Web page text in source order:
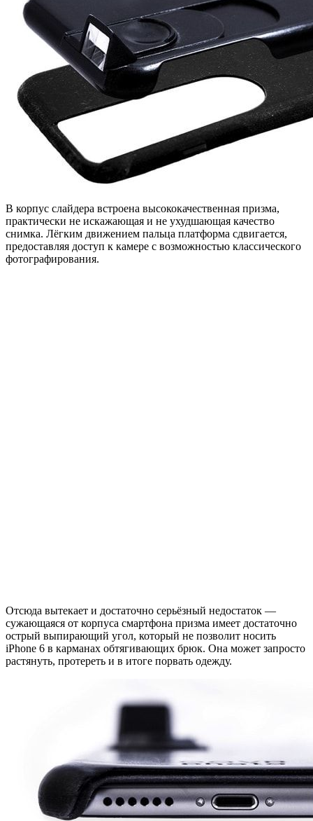
В корпус слайдера встроена высококачественная призма,
практически не искажающая и не ухудшающая качество
снимка. Лёгким движением пальца платформа сдвигается,
предоставляя доступ к камере с возможностью классического
фотографирования.
Отсюда вытекает и достаточно серьёзный недостаток —
сужающаяся от корпуса смартфона призма имеет достаточно
острый выпирающий угол, который не позволит носить
iPhone 6 в карманах обтягивающих брюк. Она может запросто
растянуть, протереть и в итоге порвать одежду.